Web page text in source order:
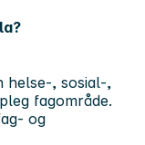
helse-, sosial-,
fagområde.
og